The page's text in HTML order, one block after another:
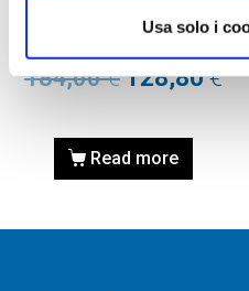
Usa solo i
Occhiale RAY-BAN
0RBR0101S 001/82 62
184,00€ 128,80€
Read more